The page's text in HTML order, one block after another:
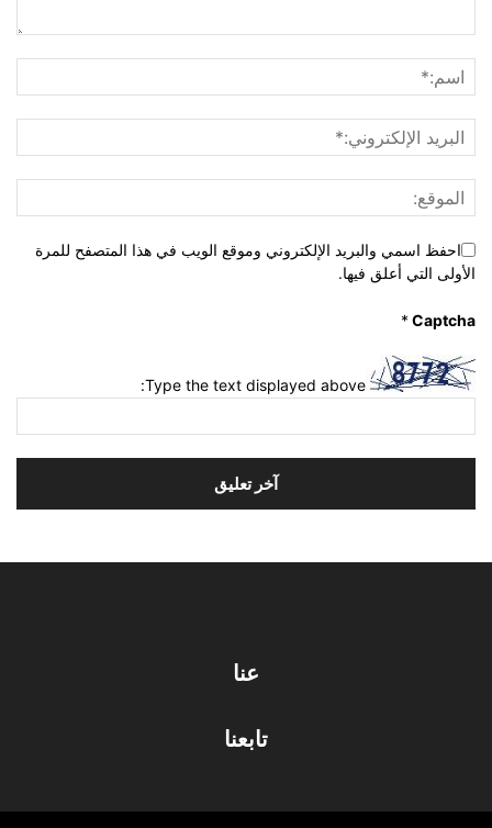
احفظ اسمي والبريد الإلكتروني وموقع الويب في هذا المتصفح للمرة
الأولى التي أعلق فيها.
Captcha
*
Type the text displayed above:
عنا
تابعنا